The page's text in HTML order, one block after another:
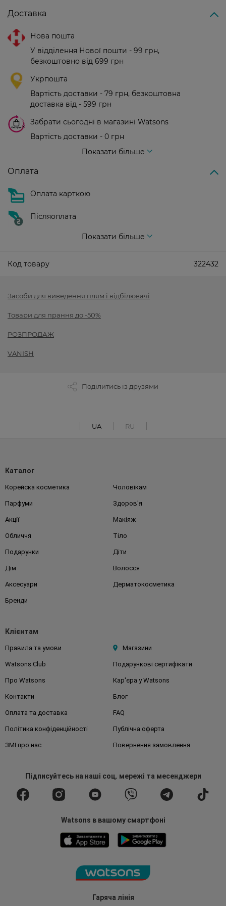
Доставка
Нова пошта
У відділення Нової пошти - 99 грн,
безкоштовно від 699 грн
Укрпошта
Вартість доставки - 79 грн, безкоштовна
доставка від - 599 грн
Забрати сьогодні в магазині Watsons
Вартість доставки - 0 грн
Показати більше
Оплата
Оплата карткою
Післяоплата
Показати більше
Код товару 322432
Засоби для виведення плям і відбілювачі
Товари для прання до -50%
РОЗПРОДАЖ
VANISH
Поділитись із друзями
UA RU
Гаряча лінія
Каталог
Корейска косметика Чоловікам
Парфуми Здоров'я
Акції Макіяж
Обличчя Тіло
Подарунки Діти
Дім Волосся
Аксесуари Дерматокосметика
Бренди
Клієнтам
Правила та умови Магазини
Watsons Club Подарункові сертифікати
Про Watsons Кар'єра у Watsons
Контакти Блог
Оплата та доставка FAQ
Політика конфіденційності Публічна оферта
ЗМІ про нас Повернення замовлення
Підписуйтесьна наші соц. мережі та месенджери
Watsons в вашому смартфоні